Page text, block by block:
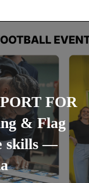
FOR
& Flag
skills —